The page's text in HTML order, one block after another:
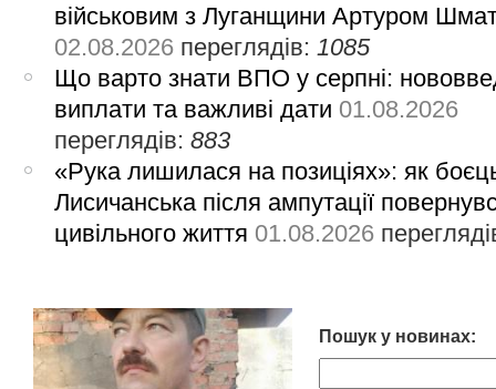
військовим з Луганщини Артуром
02.08.2026 переглядів: 1085
Що варто знати ВПО у серпні:
виплати та важливі дати 01.08.2026
переглядів:883
«Рука лишилася на позиціях»: як
Лисичанська після ампутації
цивільного життя 01.08.2026
Пошук у новинах: